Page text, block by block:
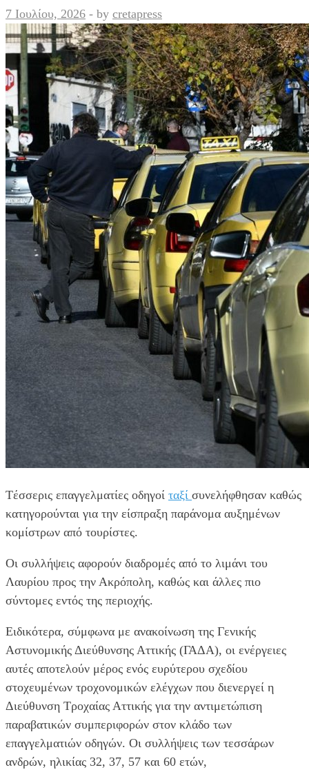
7 Ιουλίου, 2026 - by cretapress
Tέσσερις επαγγελματίες οδηγοί ταξί συνελήφθησαν καθώς
κατηγορούνται για την είσπραξη παράνομα αυξημένων
κομίστρων από τουρίστες.
Οι συλλήψεις αφορούν διαδρομές από το λιμάνι του
Λαυρίου προς την Ακρόπολη, καθώς και άλλες πιο
σύντομες εντός της περιοχής.
Ειδικότερα, σύμφωνα με ανακοίνωση της Γενικής
Αστυνομικής Διεύθυνσης Αττικής (ΓΑΔΑ), οι ενέργειες
αυτές αποτελούν μέρος ενός ευρύτερου σχεδίου
στοχευμένων τροχονομικών ελέγχων που διενεργεί η
Διεύθυνση Τροχαίας Αττικής για την αντιμετώπιση
παραβατικών συμπεριφορών στον κλάδο των
επαγγελματιών οδηγών. Οι συλλήψεις των τεσσάρων
ανδρών, ηλικίας 32, 37, 57 και 60 ετών,